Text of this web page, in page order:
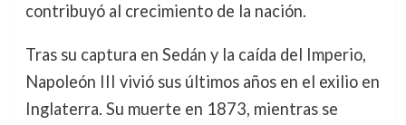
contribuyó al crecimiento de la nación.
Tras su captura en Sedán y la caída del Imperio,
Napoleón III vivió sus últimos años en el exilio en
Inglaterra. Su muerte en 1873, mientras se